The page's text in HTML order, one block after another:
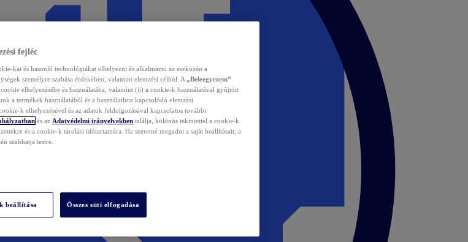
fejléc
kat és hasonló technológiákat elhelyezni és alkalmazni az eszközén a
személyre szabása érdekében, valamint elemzési célból. A „Beleegyezem”
elhelyezésébe és használatába, valamint (ii) a cookie-k használatával gyűjtött
a termékek használatából és a használathoz kapcsolódó elemzési
k elhelyezésével és az adatok feldolgozásával kapcsolatos további
és az Adatvédelmi irányelvekben találja, különös tekintettel a cookie-k
és a cookie-k tárolási időtartamára. Ha szeretné megadni a saját beállításait, a
szabhatja testre.
beállítása Összes süti elfogadása